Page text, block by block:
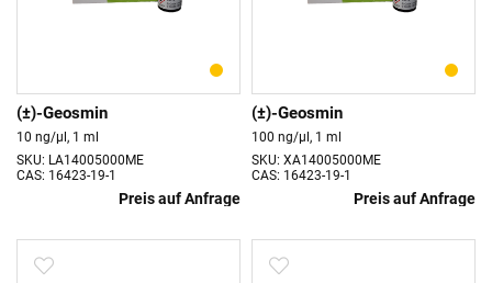
(±)-Geosmin
10 ng/µl, 1 ml
SKU: LA14005000ME
CAS: 16423-19-1
Preis auf Anfrage
(±)-Geosmin
100 ng/µl, 1 ml
SKU: XA14005000ME
CAS: 16423-19-1
Preis auf Anfrage